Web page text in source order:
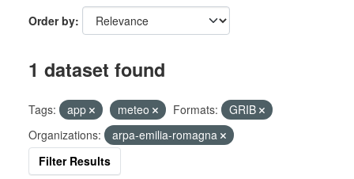
Order by
1 dataset found
Tags: app meteo Formats:
GRIB
Organizations:
arpa-emilia-romagna
Filter Results